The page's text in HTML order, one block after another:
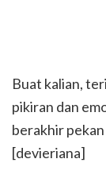
Buat kalian,
pikiran dan
berakhir
[devieriana]